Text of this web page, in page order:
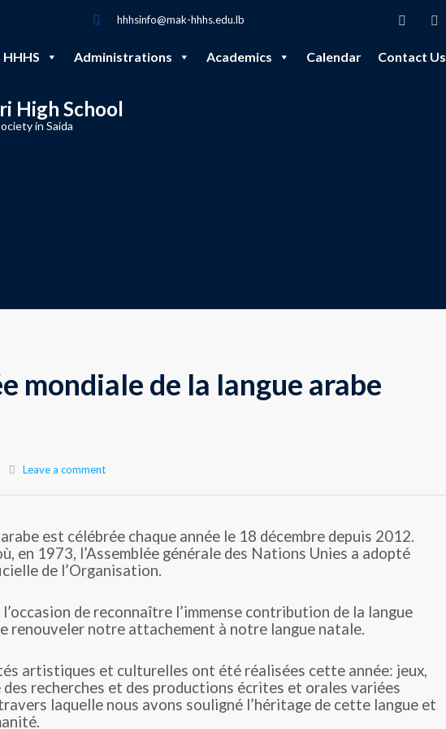
hhhsinfo@mak-hhhs.edu.lb
Administrations Academics Calendar Contact Us
High School
in Saida
mondiale de la langue arabe
Leave a comment
est célébrée chaque année le 18 décembre depuis 2012.
en 1973, l’Assemblée générale des Nations Unies a adopté
de l’Organisation.
de reconnaître l’immense contribution de la langue
renouveler notre attachement à notre langue natale.
artistiques et culturelles ont été réalisées cette année: jeux,
des recherches et des productions écrites et orales variées
laquelle nous avons souligné l’héritage de cette langue et